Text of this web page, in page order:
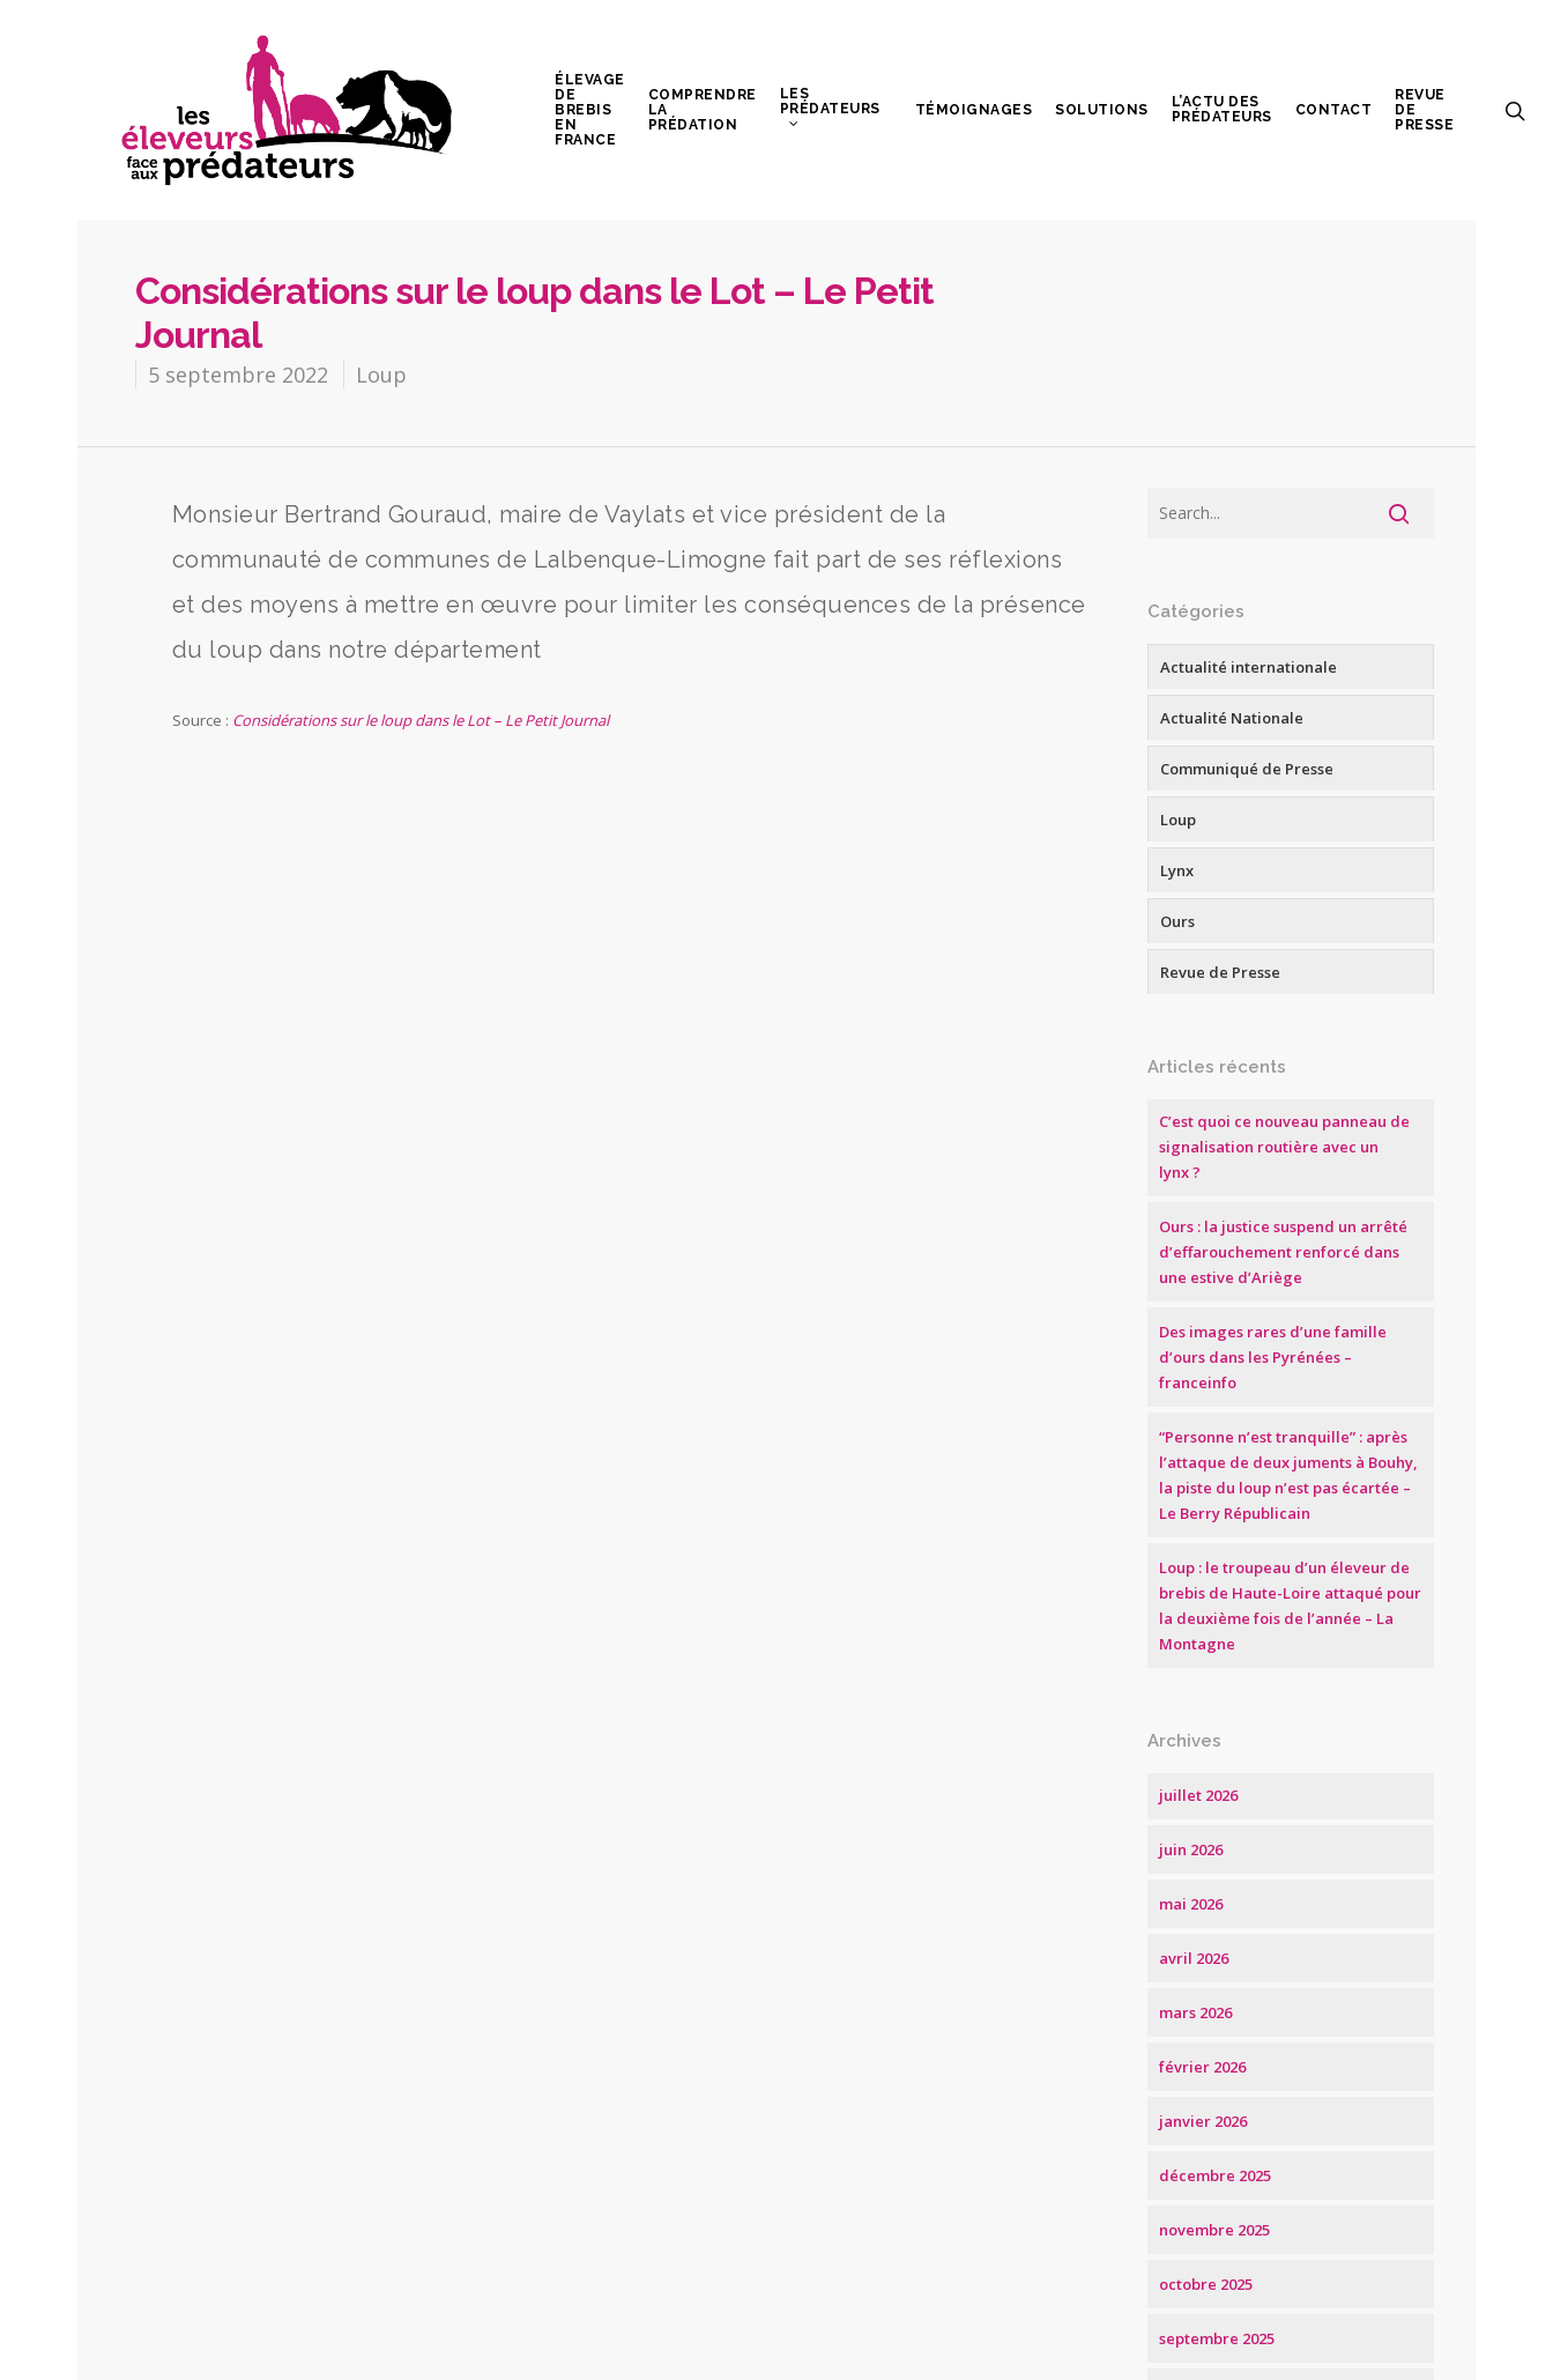
ÉLEVAGE
DE
BREBIS
EN
FRANCE
COMPRENDRE
LA
PRÉDATION
LES
PRÉDATEURS
TÉMOIGNAGES SOLUTIONS
L’ACTU DES
PRÉDATEURS
CONTACT
REVUE
DE
PRESSE
Considérations sur le loup dans le Lot – Le Petit
Journal
5 septembre 2022 Loup
Monsieur Bertrand Gouraud, maire de Vaylats et vice président de la
communauté de communes de Lalbenque-Limogne fait part de ses réflexions
et des moyens à mettre en œuvre pour limiter les conséquences de la présence
du loup dans notre département
Source : Considérations sur le loup dans le Lot – Le Petit Journal
Catégories
Actualité internationale
Actualité Nationale
Communiqué de Presse
Loup
Lynx
Ours
Revue de Presse
Articles récents
C’est quoi ce nouveau panneau de
signalisation routière avec un
lynx ?
Ours : la justice suspend un arrêté
d’effarouchement renforcé dans
une estive d’Ariège
Des images rares d’une famille
d’ours dans les Pyrénées –
franceinfo
“Personne n’est tranquille” : après
l’attaque de deux juments à Bouhy,
la piste du loup n’est pas écartée –
Le Berry Républicain
Loup : le troupeau d’un éleveur de
brebis de Haute-Loire attaqué pour
la deuxième fois de l’année – La
Montagne
Archives
juillet 2026
juin 2026
mai 2026
avril 2026
mars 2026
février 2026
janvier 2026
décembre 2025
novembre 2025
octobre 2025
septembre 2025